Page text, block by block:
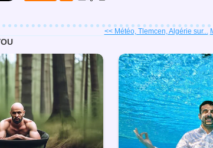
<< Météo, Tlemcen, Algérie sur...